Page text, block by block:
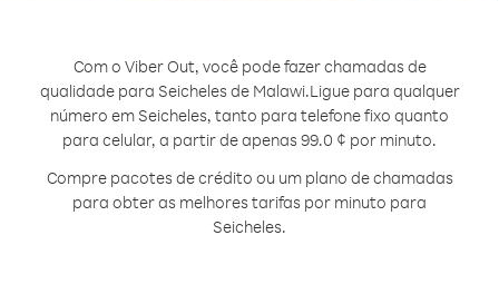
Com o Viber Out, você pode fazer chamadas de
qualidade para Seicheles de Malawi.Ligue para qualquer
número em Seicheles, tanto para telefone fixo quanto
para celular, a partir de apenas 99.0 ¢ por minuto.
Compre pacotes de crédito ou um plano de chamadas
para obter as melhores tarifas por minuto para
Seicheles.